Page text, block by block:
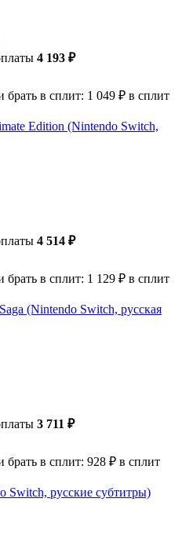
4 193 ₽
в сплит: 1 049 ₽ в сплит
Edition (Nintendo Switch,
4 514 ₽
в сплит: 1 129 ₽ в сплит
(Nintendo Switch, русская
3 711 ₽
в сплит: 928 ₽ в сплит
Switch, русские субтитры)